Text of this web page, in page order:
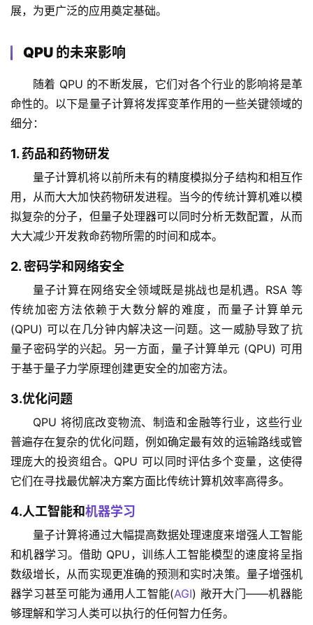
展，为更广泛的应用奠定基础。
QPU 的未来影响
随着 QPU 的不断发展，它们对各个行业的影响将是革
命性的。以下是量子计算将发挥变革作用的一些关键领域的
细分：
1. 药品和药物研发
量子计算机将以前所未有的精度模拟分子结构和相互作
用，从而大大加快药物研发进程。当今的传统计算机难以模
拟复杂的分子，但量子处理器可以同时分析无数配置，从而
大大减少开发救命药物所需的时间和成本。
2. 密码学和网络安全
量子计算在网络安全领域既是挑战也是机遇。RSA 等
传统加密方法依赖于大数分解的难度，而量子计算单元
(QPU) 可以在几分钟内解决这一问题。这一威胁导致了抗
量子密码学的兴起。另一方面，量子计算单元 (QPU) 可用
于基于量子力学原理创建更安全的加密方法。
3.优化问题
QPU 将彻底改变物流、制造和金融等行业，这些行业
普遍存在复杂的优化问题，例如确定最有效的运输路线或管
理庞大的投资组合。QPU 可以同时评估多个变量，这使得
它们在寻找最优解决方案方面比传统计算机效率高得多。
4.人工智能和机器学习
量子计算将通过大幅提高数据处理速度来增强人工智能
和机器学习。借助 QPU，训练人工智能模型的速度将呈指
数级增长，从而实现更准确的预测和实时决策。量子增强机
器学习甚至可能为通用人工智能(AGI) 敞开大门——机器能
够理解和学习人类可以执行的任何智力任务。